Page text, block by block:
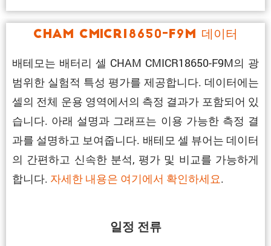
CHAM CMICR18650-F9M 데이터
배테모는 배터리 셀 CHAM CMICR18650-F9M의 광
범위한 실험적 특성 평가를 제공합니다. 데이터에는
셀의 전체 운용 영역에서의 측정 결과가 포함되어 있
습니다. 아래 설명과 그래프는 이용 가능한 측정 결
과를 설명하고 보여줍니다. 배테모 셀 뷰어는 데이터
의 간편하고 신속한 분석, 평가 및 비교를 가능하게
합니다. 자세한 내용은 여기에서 확인하세요.
일정 전류